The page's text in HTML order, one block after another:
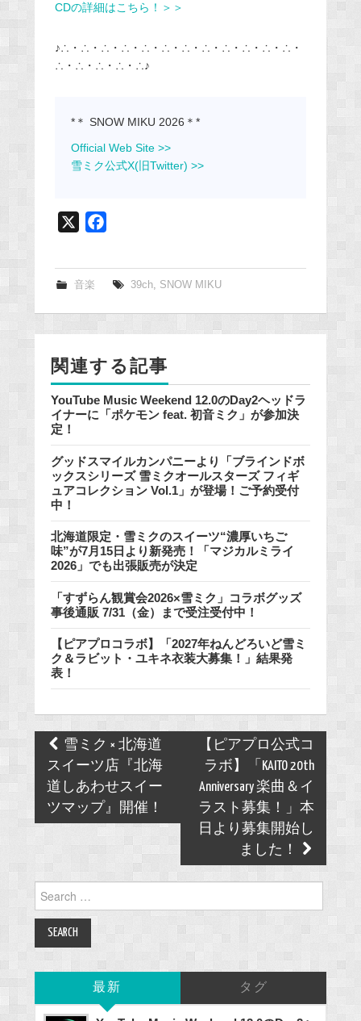
CDの詳細はこちら！＞＞
♪∴・∴・∴・∴・∴・∴・∴・∴・∴・∴・∴・∴・
∴・∴・∴・∴・∴♪
*＊ SNOW MIKU 2026＊*
Official Web Site >>
雪ミク公式X(旧Twitter) >>
e
k
音楽 39ch, SNOW MIKU
関連する記事
YouTube Music Weekend 12.0のDay2ヘッドラ
イナーに「ポケモン feat. 初音ミク」が参加決
定！
グッドスマイルカンパニーより「ブラインドボ
ックスシリーズ 雪ミクオールスターズ フィギ
ュアコレクション Vol.1」が登場！ご予約受付
中！
北海道限定・雪ミクのスイーツ“濃厚いちご
味”が7月15日より新発売！「マジカルミライ
2026」でも出張販売が決定
「すずらん観賞会2026×雪ミク」コラボグッズ
事後通販 7/31（金）まで受注受付中！
【ピアプロコラボ】「2027年ねんどろいど雪ミ
ク＆ラビット・ユキネ衣装大募集！」結果発
表！
Post
navigation
雪ミク × 北海道
スイーツ店『北海
道しあわせスイー
ツマップ』開催！
【ピアプロ公式コ
ラボ】「KAITO 20th
Anniversary 楽曲＆イ
ラスト募集！」本
日より募集開始し
ました！
for:
最新 タグ